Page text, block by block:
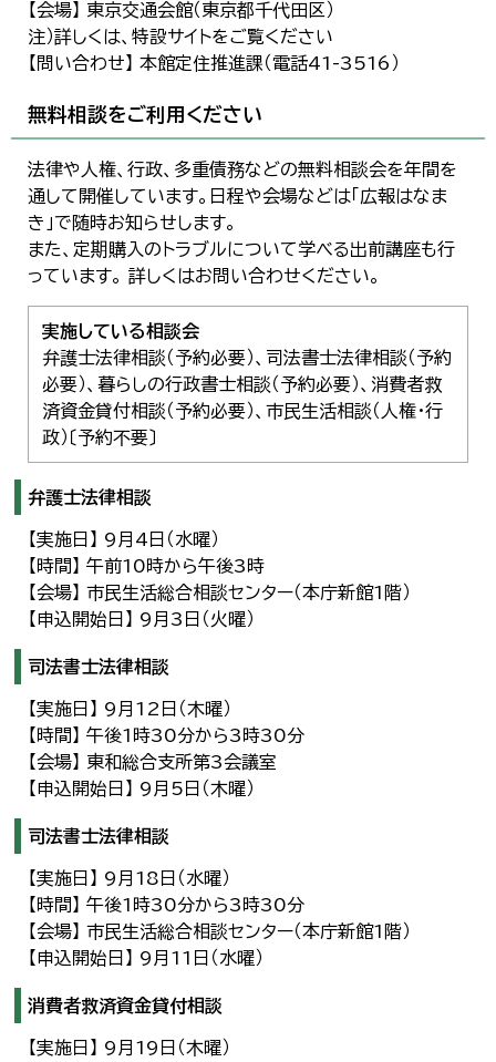
【会場】 東京交通会館（東京都千代田区）
注）詳しくは、特設サイトをご覧ください
【問い合わせ】 本館定住推進課（電話41-3516）
無料相談をご利用ください
法律や人権、行政、多重債務などの無料相談会を年間を
通して開催しています。日程や会場などは「広報はなま
き」で随時お知らせします。
また、定期購入のトラブルについて学べる出前講座も行
っています。 詳しくはお問い合わせください。
実施している相談会
弁護士法律相談（予約必要）、司法書士法律相談（予約
必要）、暮らしの行政書士相談（予約必要）、消費者救
済資金貸付相談（予約必要）、市民生活相談（人権・行
政）〔予約不要〕
弁護士法律相談
【実施日】 9月4日（水曜）
【時間】 午前10時から午後3時
【会場】 市民生活総合相談センター（本庁新館1階）
【申込開始日】 9月3日（火曜）
司法書士法律相談
【実施日】 9月12日（木曜）
【時間】 午後1時30分から3時30分
【会場】 東和総合支所第3会議室
【申込開始日】 9月5日（木曜）
司法書士法律相談
【実施日】 9月18日（水曜）
【時間】 午後1時30分から3時30分
【会場】 市民生活総合相談センター（本庁新館1階）
【申込開始日】 9月11日（水曜）
消費者救済資金貸付相談
【実施日】 9月19日（木曜）